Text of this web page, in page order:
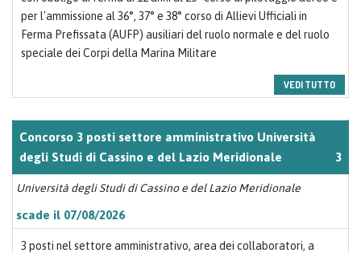
per l'ammissione al 36°, 37° e 38° corso di Allievi Ufficiali in
Ferma Prefissata (AUFP) ausiliari del ruolo normale e del ruolo
speciale dei Corpi della Marina Militare
VEDI TUTTO
Concorso 3 posti settore amministrativo Università
degli Studi di Cassino e del Lazio Meridionale
3
Università degli Studi di Cassino e del Lazio Meridionale
scade il 07/08/2026
3 posti nel settore amministrativo, area dei collaboratori, a